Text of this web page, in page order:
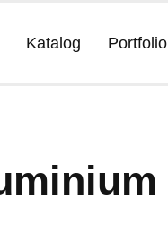
Katalog Portfolio